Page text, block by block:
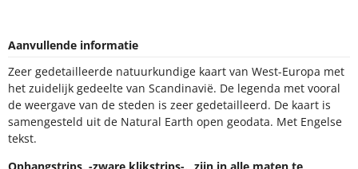
Aanvullende informatie
Zeer gedetailleerde natuurkundige kaart van West-Europa met
het zuidelijk gedeelte van Scandinavië. De legenda met vooral
de weergave van de steden is zeer gedetailleerd. De kaart is
samengesteld uit de Natural Earth open geodata. Met Engelse
tekst.